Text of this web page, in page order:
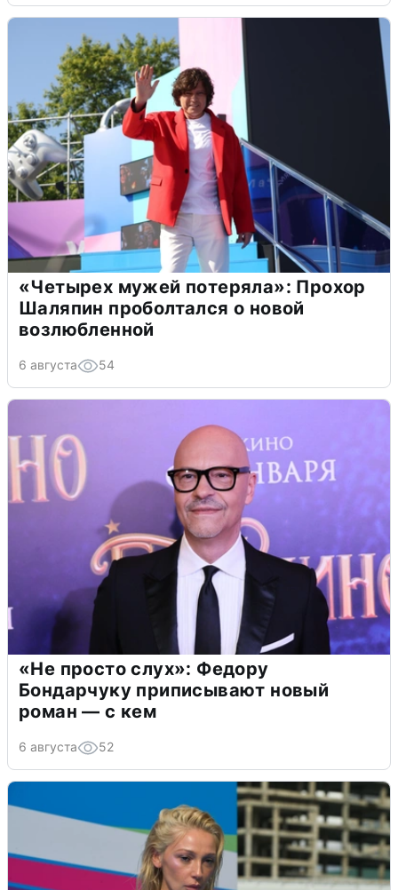
«Четырех мужей потеряла»: Прохор
Шаляпин проболтался о новой
возлюбленной
6 августа 54
«Не просто слух»: Федору
Бондарчуку приписывают новый
роман — с кем
6 августа 52